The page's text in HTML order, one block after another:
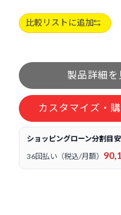
比較リストに追加
カスタマイズ・
ショッピングローン分割目
36回払い（税込/月額）